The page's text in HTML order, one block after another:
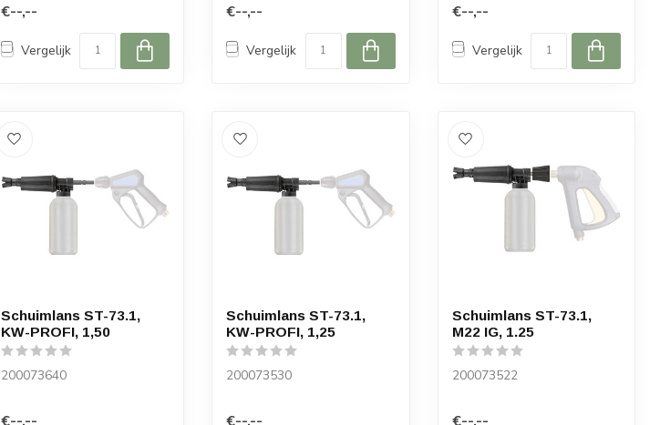
€--,--
Vergelijk
€--,--
Vergelijk
€--,--
Vergelijk
Schuimlans ST-73.1,
KW-PROFI, 1,50
200073640
€--,--
Schuimlans ST-73.1,
KW-PROFI, 1,25
200073530
€--,--
Schuimlans ST-73.1,
M22 IG, 1.25
200073522
€--,--